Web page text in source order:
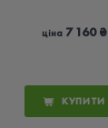
ціна7 160 ₴
КУПИТИ